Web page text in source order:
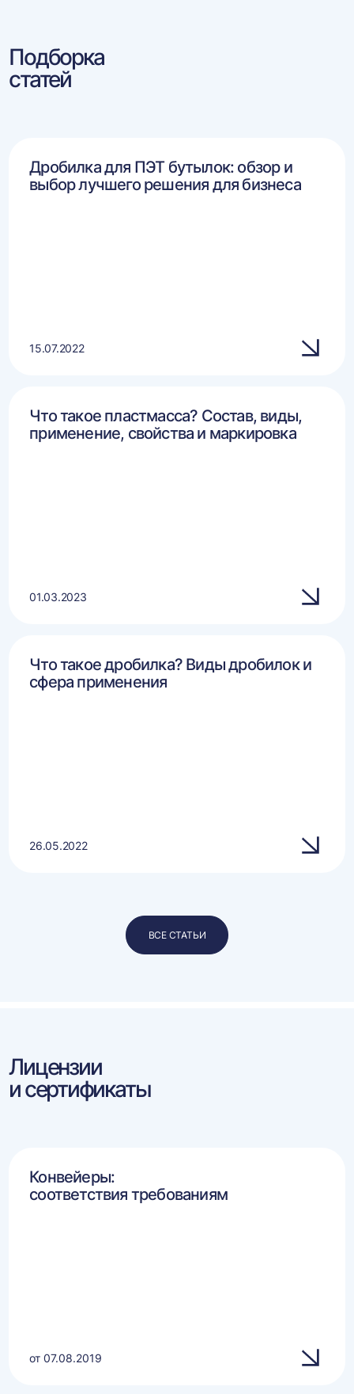
Подборка
статей
Дробилка для ПЭТ бутылок: обзор и
выбор лучшего решения для бизнеса
15.07.2022
Что такое пластмасса? Состав, виды,
применение, свойства и маркировка
01.03.2023
Что такое дробилка? Виды дробилок и
сфера применения
26.05.2022
ВСЕ СТАТЬИ
Лицензии
и сертификаты
Конвейеры:
соответствия требованиям
от 07.08.2019